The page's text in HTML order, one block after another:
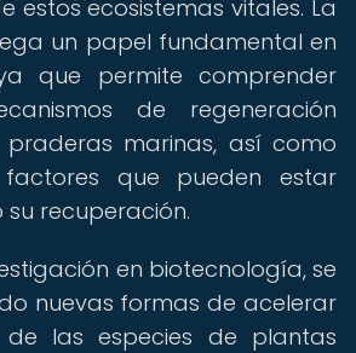
estos ecosistemas vitales. La
un papel fundamental en
que permite comprender
de regeneración
marinas, así como
que pueden estar
recuperación.
en biotecnología, se
nuevas formas de acelerar
de las especies de plantas